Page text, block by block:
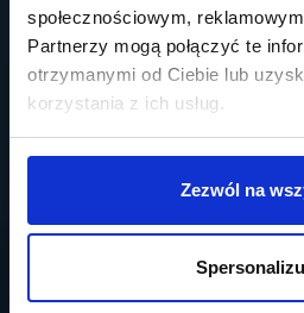
społecznościowym,
Partnerzy mogą połączyć te
otrzymanymi od Ciebie lub
korzystania z ich usług.
Zezwól na